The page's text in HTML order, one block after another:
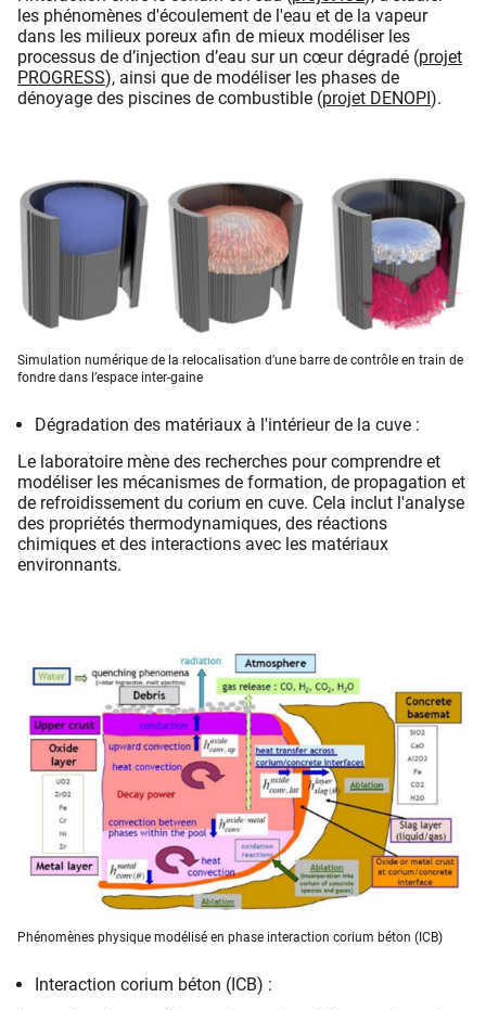
les phénomènes d'écoulement de l'eau et de la vapeur
dans les milieux poreux afin de mieux modéliser les
processus de d’injection d’eau sur un cœur dégradé (projet
PROGRESS), ainsi que de modéliser les phases de
dénoyage des piscines de combustible (projet DENOPI).
Simulation numérique de la relocalisation d’une barre de contrôle en train de
fondre dans l’espace inter-gaine
Dégradation des matériaux à l'intérieur de la cuve :
Le laboratoire mène des recherches pour comprendre et
modéliser les mécanismes de formation, de propagation et
de refroidissement du corium en cuve. Cela inclut l'analyse
des propriétés thermodynamiques, des réactions
chimiques et des interactions avec les matériaux
environnants.
Phénomènes physique modélisé en phase interaction corium béton (ICB)
Interaction corium béton (ICB) :